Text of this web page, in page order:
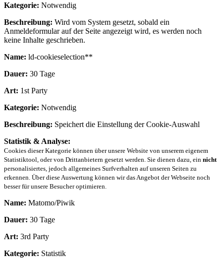
Kategorie: Notwendig
Beschreibung: Wird vom System gesetzt, sobald ein
Anmeldeformular auf der Seite angezeigt wird, es werden noch
keine Inhalte geschrieben.
Name: ld-cookieselection**
Dauer: 30 Tage
Art: 1st Party
Kategorie: Notwendig
Beschreibung: Speichert die Einstellung der Cookie-Auswahl
Statistik & Analyse:
Cookies dieser Kategorie können über unsere Website von unserem eigenem
Statistiktool, oder von Drittanbietern gesetzt werden. Sie dienen dazu, ein nicht
personalisiertes, jedoch allgemeines Surfverhalten auf unseren Seiten zu
erkennen. Über diese Auswertung können wir das Angebot der Webseite noch
besser für unsere Besucher optimieren.
Name: Matomo/Piwik
Dauer: 30 Tage
Art: 3rd Party
Kategorie: Statistik